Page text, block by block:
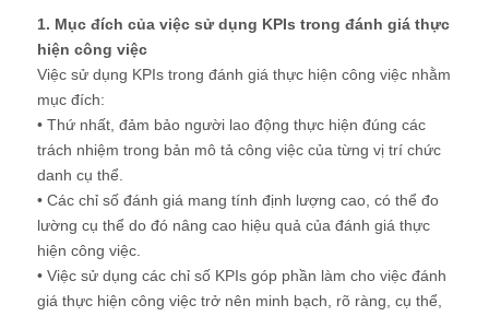
1. Mục đích của việc sử dụng KPIs trong đánh giá thực
hiện công việc
Việc sử dụng KPIs trong đánh giá thực hiện công việc nhằm
mục đích:
• Thứ nhất, đảm bảo người lao động thực hiện đúng các
trách nhiệm trong bản mô tả công việc của từng vị trí chức
danh cụ thể.
• Các chỉ số đánh giá mang tính định lượng cao, có thể đo
lường cụ thể do đó nâng cao hiệu quả của đánh giá thực
hiện công việc.
• Việc sử dụng các chỉ số KPIs góp phần làm cho việc đánh
giá thực hiện công việc trở nên minh bạch, rõ ràng, cụ thể,